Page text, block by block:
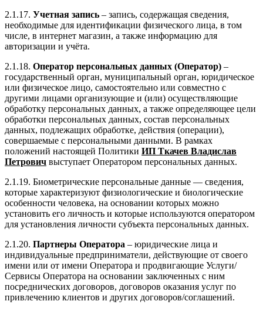
2.1.17. Учетная запись – запись, содержащая сведения,
необходимые для идентификации физического лица, в том
числе, в интернет магазин, а также информацию для
авторизации и учёта.
2.1.18. Оператор персональных данных (Оператор) –
государственный орган, муниципальный орган, юридическое
или физическое лицо, самостоятельно или совместно с
другими лицами организующие и (или) осуществляющие
обработку персональных данных, а также определяющее цели
обработки персональных данных, состав персональных
данных, подлежащих обработке, действия (операции),
совершаемые с персональными данными. В рамках
положений настоящей Политики ИП Ткачев Владислав
Петрович выступает Оператором персональных данных.
2.1.19. Биометрические персональные данные — сведения,
которые характеризуют физиологические и биологические
особенности человека, на основании которых можно
установить его личность и которые используются оператором
для установления личности субъекта персональных данных.
2.1.20. Партнеры Оператора – юридические лица и
индивидуальные предприниматели, действующие от своего
имени или от имени Оператора и продвигающие Услуги/
Сервисы Оператора на основании заключенных с ним
посреднических договоров, договоров оказания услуг по
привлечению клиентов и других договоров/соглашений.